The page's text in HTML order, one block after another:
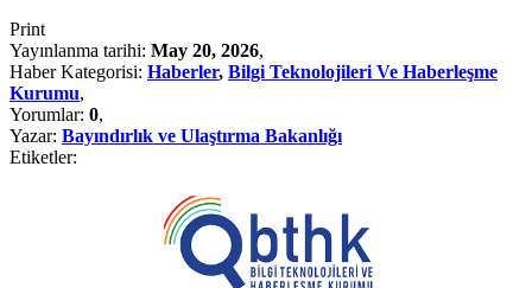
Print
Yayınlanma tarihi: May 20, 2026,
Haber Kategorisi: Haberler, Bilgi Teknolojileri Ve Haberleşme
Kurumu,
Yorumlar: 0,
Yazar: Bayındırlık ve Ulaştırma Bakanlığı
Etiketler: